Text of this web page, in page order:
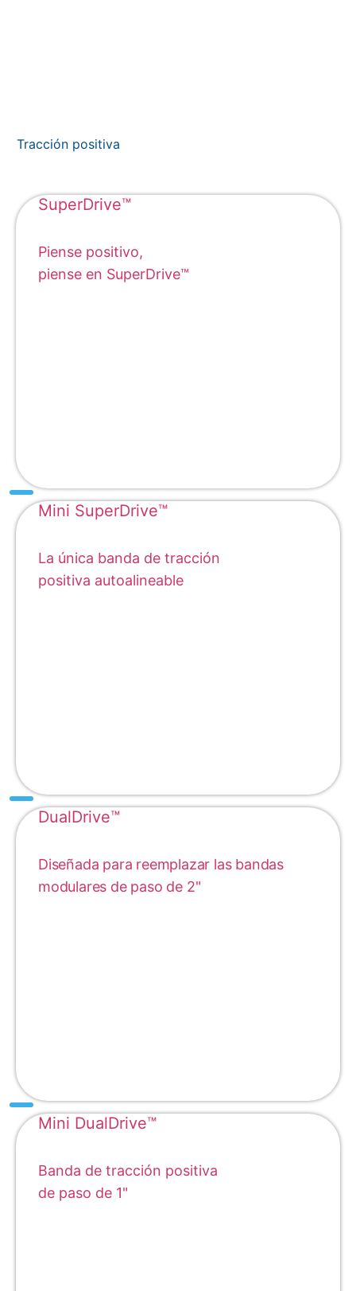
Tracción positiva
SuperDrive™
Piense positivo,
piense en SuperDrive™
Mini SuperDrive™
La única banda de tracción
positiva autoalineable
DualDrive™
Diseñada para reemplazar las bandas
modulares de paso de 2"
Mini DualDrive™
Banda de tracción positiva
de paso de 1"